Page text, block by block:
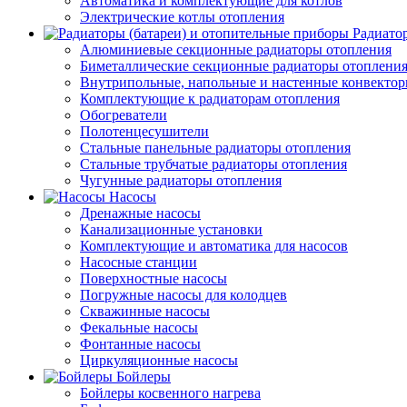
Электрические котлы отопления
Алюминиевые секционные радиаторы отопления
Биметаллические секционные радиаторы отопления
Внутрипольные, напольные и настенные
Комплектующие к радиаторам отопления
Обогреватели
Полотенцесушители
Стальные панельные радиаторы отопления
Стальные трубчатые радиаторы отопления
Чугунные радиаторы отопления
Насосы
Дренажные насосы
Канализационные установки
Комплектующие и автоматика для насосов
Насосные станции
Поверхностные насосы
Погружные насосы для колодцев
Скважинные насосы
Фекальные насосы
Фонтанные насосы
Циркуляционные насосы
Бойлеры
Бойлеры косвенного нагрева